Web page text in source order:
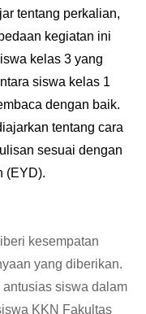
tentang perkalian,
kegiatan ini
kelas 3 yang
siswa kelas 1
dengan baik.
tentang cara
sesuai dengan
(EYD).
kesempatan
yang diberikan.
siswa dalam
KKN Fakultas